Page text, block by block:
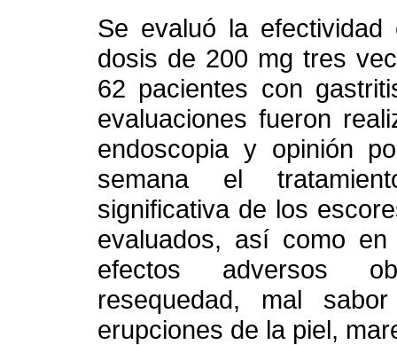
Se evaluó la
dosis de 200 mg tres
62 pacientes con
evaluaciones fueron
endoscopia y opinión
semana el
significativa de los
evaluados, así como
efectos adversos
resequedad, mal
erupciones de la piel,